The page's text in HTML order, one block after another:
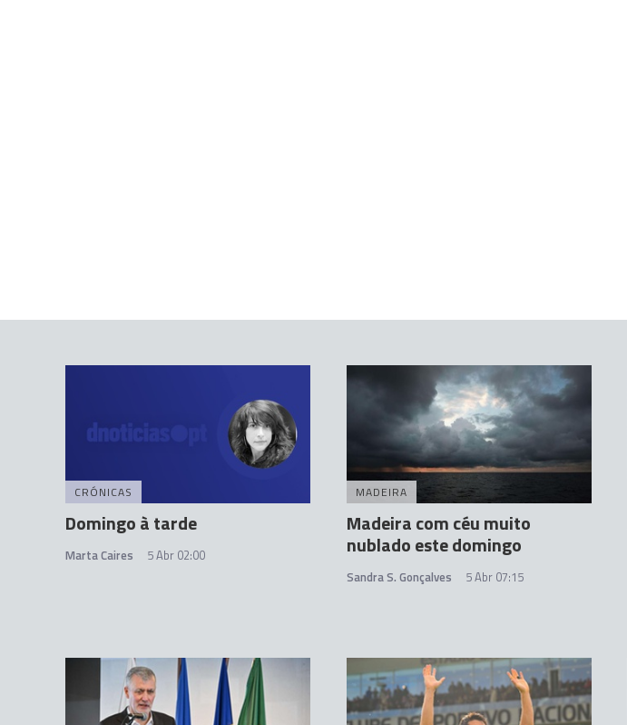
CRÓNICAS
Domingo à tarde
Marta Caires 5 Abr 02:00
MADEIRA
Madeira com céu muito
nublado este domingo
Sandra S. Gonçalves 5 Abr 07:15